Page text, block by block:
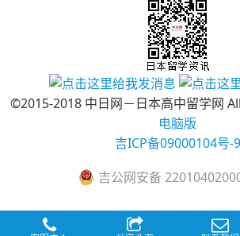
©2015-2018 中日网－日本高中留学网
电脑版
吉ICP备09000104号-9
吉公网安备